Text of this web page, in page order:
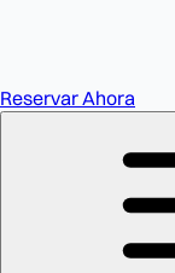
Reservar Ahora